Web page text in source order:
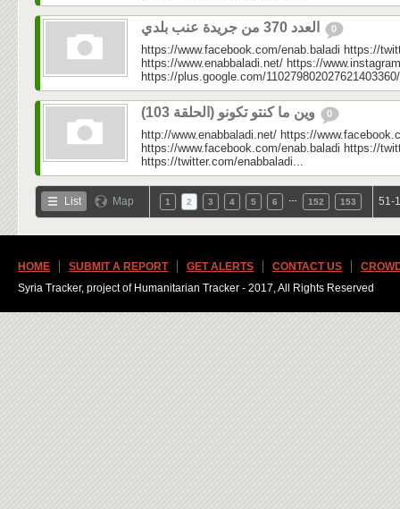
0
https://www.facebook.com/enab.baladi https://
https://www.enabbaladi.net/ https://
https://plus.google.com/
0
http://www.enabbaladi.net/ https://
https://www.facebook.com/enab.baladi https://
https://twitter.com/enabbaladi...
List Map 1 2 3 4 5 6 152 153 51-
HOME SUBMIT A REPORT GET ALERTS CONTACT US
Syria Tracker, project of Humanitarian Tracker - 2017, All Rights Reserved